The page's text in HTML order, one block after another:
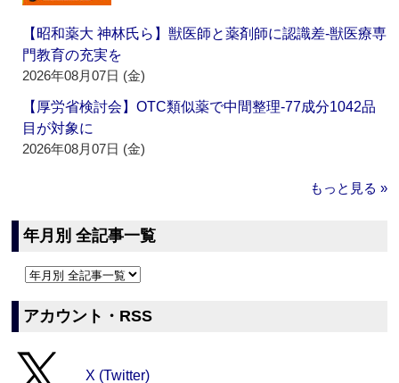
【昭和薬大 神林氏ら】獣医師と薬剤師に認識差‐獣医療専
門教育の充実を
2026年08月07日 (金)
【厚労省検討会】OTC類似薬で中間整理‐77成分1042品
目が対象に
2026年08月07日 (金)
もっと見る »
年月別 全記事一覧
アカウント・RSS
X (Twitter)